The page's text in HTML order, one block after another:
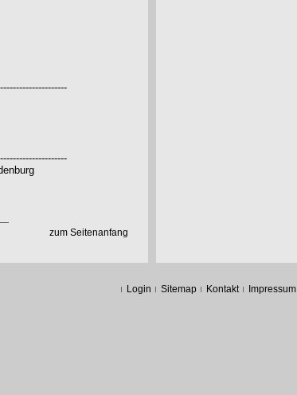
zum Seitenanfang
Login Sitemap Kontakt Impressum